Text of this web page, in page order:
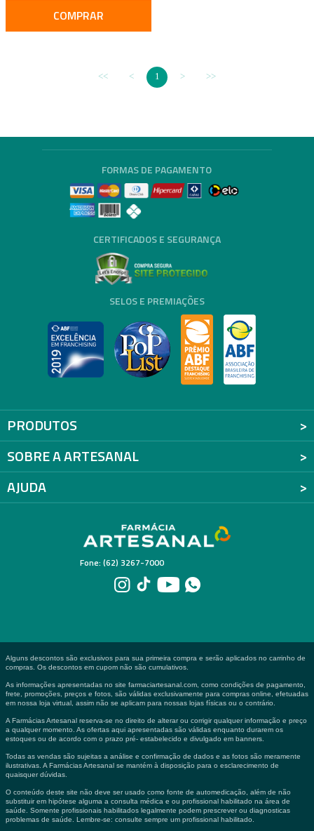
COMPRAR
1
PRODUTOS
SOBRE A ARTESANAL
AJUDA
Fone: (62) 3267-7000
FORMAS DE PAGAMENTO
CERTIFICADOS E SEGURANÇA
SELOS E PREMIAÇÕES
Alguns descontos são exclusivos para sua primeira compra e serão aplicados no carrinho de
compras. Os descontos em cupom não são cumulativos.
As informações apresentadas no site farmaciartesanal.com, como condições de pagamento,
frete, promoções, preços e fotos, são válidas exclusivamente para compras online, efetuadas
em nossa loja virtual, assim não se aplicam para nossas lojas físicas ou o contrário.
A Farmácias Artesanal reserva-se no direito de alterar ou corrigir qualquer informação e preço
a qualquer momento. As ofertas aqui apresentadas são válidas enquanto durarem os
estoques ou de acordo com o prazo pré- estabelecido e divulgado em banners.
Todas as vendas são sujeitas a análise e confirmação de dados e as fotos são meramente
ilustrativas. A Farmácias Artesanal se mantém à disposição para o esclarecimento de
quaisquer dúvidas.
O conteúdo deste site não deve ser usado como fonte de automedicação, além de não
substituir em hipótese alguma a consulta médica e ou profissional habilitado na área de
saúde. Somente profissionais habilitados legalmente podem prescrever ou diagnosticas
problemas de saúde. Lembre-se: consulte sempre um profissional habilitado.